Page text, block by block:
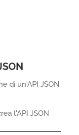
di un'API JSON
l'API JSON